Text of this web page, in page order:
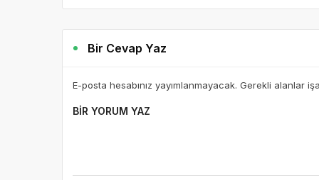
Bir Cevap Yaz
E-posta hesabınız yayımlanmayacak. Gerekli alanlar
BIR YORUM YAZ